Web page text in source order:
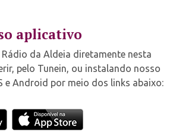
aplicativo
da Aldeia diretamente nesta
pelo Tunein, ou instalando nosso
e Android por meio dos links abaixo: